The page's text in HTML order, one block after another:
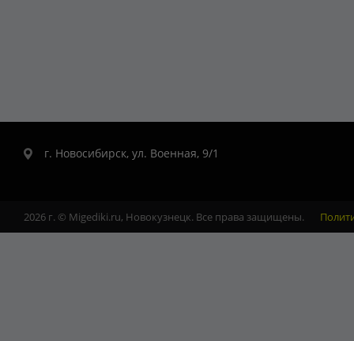
г. Новосибирск, ул. Военная, 9/1
2026 г. © Migediki.ru, Новокузнецк. Все права защищены.